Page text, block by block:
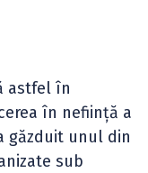
astfel în
în neființă a
găzduit unul din
sub